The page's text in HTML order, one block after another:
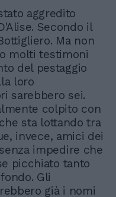
aggredito
Secondo il
Ma non
molti testimoni
del pestaggio
loro
sarebbero sei.
colpito con
sta lottando tra
invece, amici dei
impedire che
picchiato tanto
Gli
già i nomi